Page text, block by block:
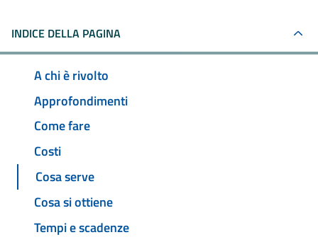
INDICE DELLA PAGINA
A chi è rivolto
Approfondimenti
Come fare
Costi
Cosa serve
Cosa si ottiene
Tempi e scadenze